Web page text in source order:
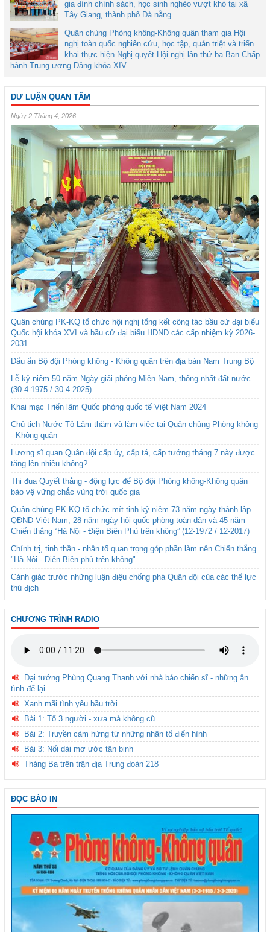
gia đình chính sách, học sinh nghèo vượt khó tại xã
Tây Giang, thành phố Đà nẵng
Quân chủng Phòng không-Không quân tham gia Hội
nghị toàn quốc nghiên cứu, học tập, quán triệt và triển
khai thực hiện Nghị quyết Hội nghị lần thứ ba Ban Chấp
hành Trung ương Đảng khóa XIV
DƯ LUẬN QUAN TÂM
Ngày 2 Tháng 4, 2026
Quân chủng PK-KQ tổ chức hội nghị tổng kết công tác bầu cử đại biểu
Quốc hội khóa XVI và bầu cử đại biểu HĐND các cấp nhiệm kỳ 2026-
2031
Dấu ấn Bộ đội Phòng không - Không quân trên địa bàn Nam Trung Bộ
Lễ kỷ niệm 50 năm Ngày giải phóng Miền Nam, thống nhất đất nước
(30-4-1975 / 30-4-2025)
Khai mạc Triển lãm Quốc phòng quốc tế Việt Nam 2024
Chủ tịch Nước Tô Lâm thăm và làm việc tại Quân chủng Phòng không
- Không quân
Lương sĩ quan Quân đội cấp úy, cấp tá, cấp tướng tháng 7 này được
tăng lên nhiều không?
Thi đua Quyết thắng - động lực để Bộ đội Phòng không-Không quân
bảo vệ vững chắc vùng trời quốc gia
Quân chủng PK-KQ tổ chức mít tinh kỷ niệm 73 năm ngày thành lập
QĐND Việt Nam, 28 năm ngày hội quốc phòng toàn dân và 45 năm
Chiến thắng “Hà Nội - Điện Biên Phủ trên không” (12-1972 / 12-2017)
Chính trị, tinh thần - nhân tố quan trọng góp phần làm nên Chiến thắng
"Hà Nội - Điện Biên phủ trên không"
Cảnh giác trước những luận điệu chống phá Quân đội của các thế lực
thù địch
CHƯƠNG TRÌNH RADIO
Đại tướng Phùng Quang Thanh với nhà báo chiến sĩ - những ân
tình để lại
Xanh mãi tình yêu bầu trời
Bài 1: Tổ 3 người - xưa mà không cũ
Bài 2: Truyền cảm hứng từ những nhân tố điển hình
Bài 3: Nối dài mơ ước tân binh
Tháng Ba trên trận địa Trung đoàn 218
ĐỌC BÁO IN